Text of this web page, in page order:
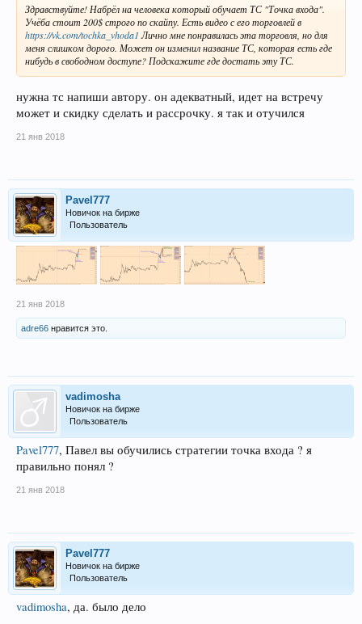
Здравствуйте! Набрёл на человека который обучает ТС "Точка входа".
Учёба стоит 200$ строго по скайпу. Есть видео с его торговлей в
https://vk.com/tochka_vhoda1Лично мне понравилась эта торговля, но для
меня слишком дорого. Может он изменил название ТС, которая есть где
нибудь в свободном доступе? Подскажите где достать эту ТС.
нужна тс напиши автору. он адекватный, идет на встречу
может и скидку сделать и рассрочку. я так и отучился
21 янв 2018
Pavel777
Новичок на бирже
Пользователь
21 янв 2018
adre66 нравится это.
vadimosha
Новичок на бирже
Пользователь
Pavel777, Павел вы обучились стратегии точка входа ? я
правильно понял ?
21 янв 2018
Pavel777
Новичок на бирже
Пользователь
vadimosha, да. было дело